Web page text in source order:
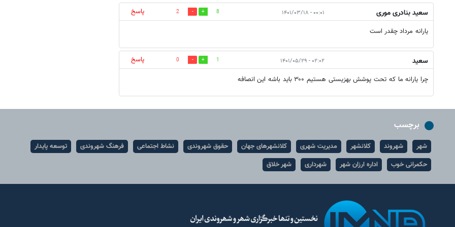
سعید بنادری موری ۰۰:۰۱ - ۱۴۰۱/۰۳/۱۸ 8
2
پاسخ
یارانه مرداد چقدر است
سعید ۰۲:۰۲ - ۱۴۰۱/۰۵/۲۹ 1
0
پاسخ
چرا یارانه ما که تحت پوشش بهزیستی هستیم ۳۰۰ باید باشه این انصافه
برچسب
شهر شهروند کلانشهر مدیریت شهری کلانشهرهای جهان حقوق شهروندی نشاط اجتماعی فرهنگ شهروندی
توسعه پایدار
حکمرانی خوب
اداره ارزان شهر شهرداری شهر خلاق